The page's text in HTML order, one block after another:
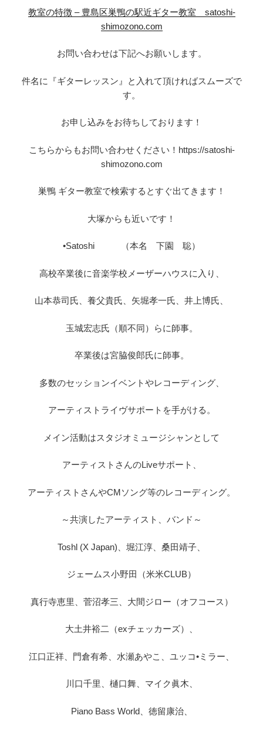
教室の特徴 – 豊島区巣鴨の駅近ギター教室 satoshi-
shimozono.com
お問い合わせは下記へお願いします。
件名に『ギターレッスン』と入れて頂ければスムーズで
す。
お申し込みをお待ちしております！
こちらからもお問い合わせください！https://satoshi-
shimozono.com
巣鴨 ギター教室で検索するとすぐ出てきます！
大塚からも近いです！
•Satoshi （本名 下園 聡）
高校卒業後に音楽学校メーザーハウスに入り、
山本恭司氏、養父貴氏、矢堀孝一氏、井上博氏、
玉城宏志氏（順不同）らに師事。
卒業後は宮脇俊郎氏に師事。
多数のセッションイベントやレコーディング、
アーティストライヴサポートを手がける。
メイン活動はスタジオミュージシャンとして
アーティストさんのLiveサポート、
アーティストさんやCMソング等のレコーディング。
～共演したアーティスト、バンド～
Toshl (X Japan)、堀江淳、桑田靖子、
ジェームス小野田（米米CLUB）
真行寺恵里、菅沼孝三、大間ジロー（オフコース）
大土井裕二（exチェッカーズ）、
江口正祥、門倉有希、水瀬あやこ、ユッコ•ミラー、
川口千里、樋口舞、マイク眞木、
Piano Bass World、徳留康治、